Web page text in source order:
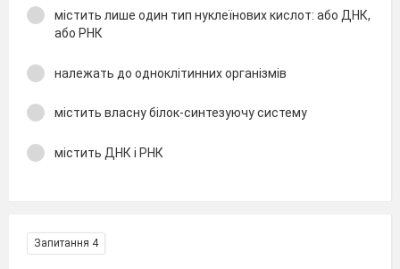
містить лише один тип нуклеїнових кислот: або ДНК,
або РНК
належать до одноклітинних організмів
містить власну білок-синтезуючу систему
містить ДНК і РНК
Запитання 4